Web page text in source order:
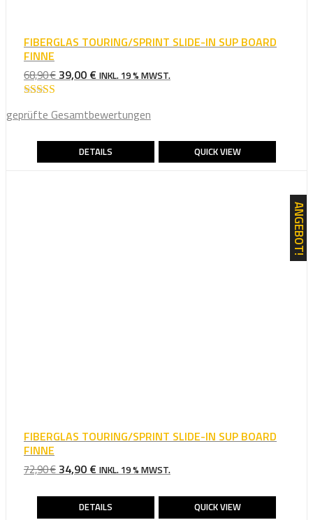
FIBERGLAS TOURING/SPRINT SLIDE-IN SUP BOARD
FINNE
68,90€ URSPRÜNGLICHER
68,90 €
39,00 € AKTUELLER
39,00 €.
INKL. 19 % MWST.
5.00von 5
geprüfte Gesamtbewertungen
DETAILS QUICK VIEW
ANGEBOT!
FIBERGLAS TOURING/SPRINT SLIDE-IN SUP BOARD
FINNE
72,90€ URSPRÜNGLICHER
WAR:
34,90 € AKTUELLER
IST:
INKL. 19 % MWST.
DETAILS QUICK VIEW